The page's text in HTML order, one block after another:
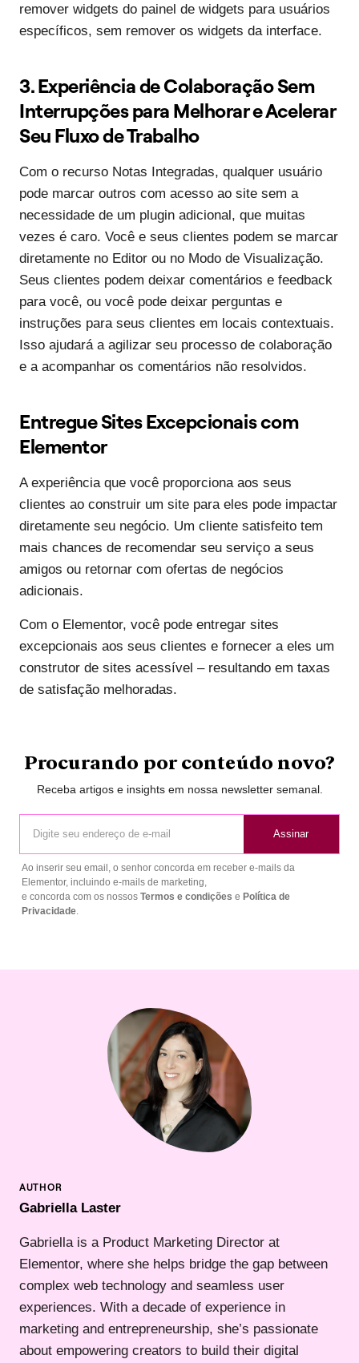
remover widgets do painel de widgets para usuários
específicos, sem remover os widgets da interface.
3. Experiência de Colaboração Sem
Interrupções para Melhorar e Acelerar
Seu Fluxo de Trabalho
Com o recurso Notas Integradas, qualquer usuário
pode marcar outros com acesso ao site sem a
necessidade de um plugin adicional, que muitas
vezes é caro. Você e seus clientes podem se marcar
diretamente no Editor ou no Modo de Visualização.
Seus clientes podem deixar comentários e feedback
para você, ou você pode deixar perguntas e
instruções para seus clientes em locais contextuais.
Isso ajudará a agilizar seu processo de colaboração
e a acompanhar os comentários não resolvidos.
Entregue Sites Excepcionais com
Elementor
A experiência que você proporciona aos seus
clientes ao construir um site para eles pode impactar
diretamente seu negócio. Um cliente satisfeito tem
mais chances de recomendar seu serviço a seus
amigos ou retornar com ofertas de negócios
adicionais.
Com o Elementor, você pode entregar sites
excepcionais aos seus clientes e fornecer a eles um
construtor de sites acessível – resultando em taxas
de satisfação melhoradas.
Procurando por conteúdo novo?
Receba artigos e insights em nossa newsletter semanal.
Assinar
Ao inserir seu email, o senhor concorda em receber e-mails da
Elementor, incluindo e-mails de marketing,
e concorda com os nossos Termos e condições e Política de
Privacidade
Gabriella Laster
Gabriella is a Product Marketing Director at
Elementor, where she helps bridge the gap between
complex web technology and seamless user
experiences. With a decade of experience in
marketing and entrepreneurship, she’s passionate
about empowering creators to build their digital